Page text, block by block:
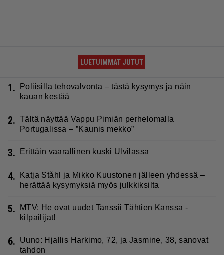
LUETUIMMAT JUTUT
1.
Poliisilla tehovalvonta – tästä kysymys ja näin
kauan kestää
2. Tältä näyttää Vappu Pimiän perhelomalla
Portugalissa – ”Kaunis mekko”
3. Erittäin vaarallinen kuski Ulvilassa
4.
Katja Ståhl ja Mikko Kuustonen jälleen yhdessä –
herättää kysymyksiä myös julkkiksilta
5.
MTV: He ovat uudet Tanssii Tähtien Kanssa -
kilpailijat!
6.
Uuno: Hjallis Harkimo, 72, ja Jasmine, 38, sanovat
tahdon